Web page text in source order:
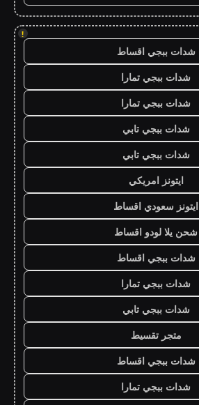
!
شدات ببجي اقساط
شدات ببجي تمارا
شدات ببجي تمارا
شدات ببجي تابي
شدات ببجي تابي
ايتونز امريكي
ايتونز سعودي اقساط
شحن يلا لودو اقساط
شدات ببجي اقساط
شدات ببجي تمارا
شدات ببجي تابي
متجر تقسيط
شدات ببجي اقساط
شدات ببجي تمارا